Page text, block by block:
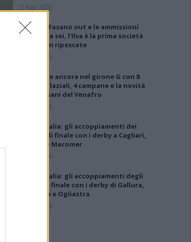
5 Ago 2026
Anche il Fasano out e le ammissioni
salgono a sei, l'Ilva è la prima società
tra le non ripescate
5 Ago 2026
Le 5 sarde ancora nel girone G con 8
squadre laziali, 4 campane e la novità
dei molisani del Venafro
6 Ago 2026
Coppa Italia: gli accoppiamenti dei
16esimi di finale con i derby a Cagliari,
Sassari e Macomer
5 Ago 2026
Coppa Italia: gli accoppiamenti degli
ottavi di finale con i derby di Gallura,
Barbagia e Ogliastra
5 Ago 2026